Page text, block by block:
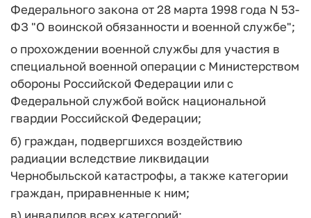
Федерального закона от 28 марта 1998 года N 53-
ФЗ "О воинской обязанности и военной службе";
о прохождении военной службы для участия в
специальной военной операции с Министерством
обороны Российской Федерации или с
Федеральной службой войск национальной
гвардии Российской Федерации;
б) граждан, подвергшихся воздействию
радиации вследствие ликвидации
Чернобыльской катастрофы, а также категории
граждан, приравненные к ним;
в) инвалидов всех категорий;